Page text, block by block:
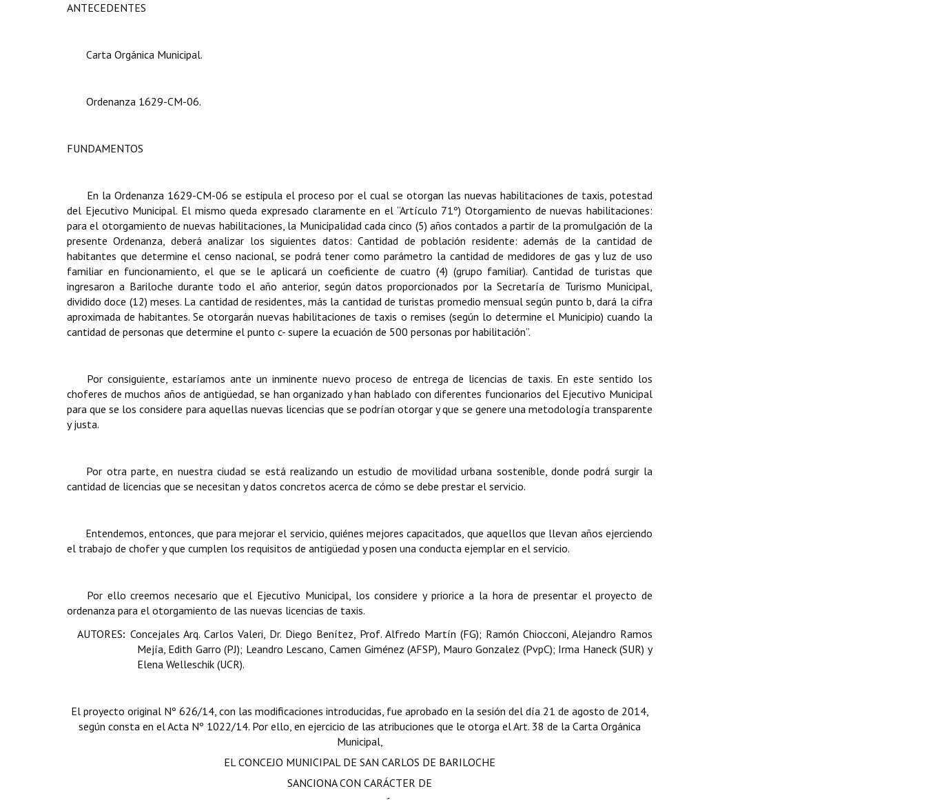
ANTECEDENTES
Carta Orgánica Municipal.
Ordenanza 1629-CM-06.
FUNDAMENTOS
En la Ordenanza 1629-CM-06 se estipula el proceso por el cual se otorgan las nuevas habilitaciones de taxis, potestad
del Ejecutivo Municipal. El mismo queda expresado claramente en el “Artículo 71º) Otorgamiento de nuevas habilitaciones:
para el otorgamiento de nuevas habilitaciones, la Municipalidad cada cinco (5) años contados a partir de la promulgación de la
presente Ordenanza, deberá analizar los siguientes datos: Cantidad de población residente: además de la cantidad de
habitantes que determine el censo nacional, se podrá tener como parámetro la cantidad de medidores de gas y luz de uso
familiar en funcionamiento, el que se le aplicará un coeficiente de cuatro (4) (grupo familiar). Cantidad de turistas que
ingresaron a Bariloche durante todo el año anterior, según datos proporcionados por la Secretaría de Turismo Municipal,
dividido doce (12) meses. La cantidad de residentes, más la cantidad de turistas promedio mensual según punto b, dará la cifra
aproximada de habitantes. Se otorgarán nuevas habilitaciones de taxis o remises (según lo determine el Municipio) cuando la
cantidad de personas que determine el punto c- supere la ecuación de 500 personas por habilitación”.
Por consiguiente, estaríamos ante un inminente nuevo proceso de entrega de licencias de taxis. En este sentido los
choferes de muchos años de antigüedad, se han organizado y han hablado con diferentes funcionarios del Ejecutivo Municipal
para que se los considere para aquellas nuevas licencias que se podrían otorgar y que se genere una metodología transparente
y justa.
Por otra parte, en nuestra ciudad se está realizando un estudio de movilidad urbana sostenible, donde podrá surgir la
cantidad de licencias que se necesitan y datos concretos acerca de cómo se debe prestar el servicio.
Entendemos, entonces, que para mejorar el servicio, quiénes mejores capacitados, que aquellos que llevan años ejerciendo
el trabajo de chofer y que cumplen los requisitos de antigüedad y posen una conducta ejemplar en el servicio.
Por ello creemos necesario que el Ejecutivo Municipal, los considere y priorice a la hora de presentar el proyecto de
ordenanza para el otorgamiento de las nuevas licencias de taxis.
AUTORES: Concejales Arq. Carlos Valeri, Dr. Diego Benítez, Prof. Alfredo Martín (FG); Ramón Chiocconi, Alejandro Ramos
Mejía, Edith Garro (PJ); Leandro Lescano, Camen Giménez (AFSP), Mauro Gonzalez (PvpC); Irma Haneck (SUR) y
Elena Welleschik (UCR).
El proyecto original Nº 626/14, con las modificaciones introducidas, fue aprobado en la sesión del día 21 de agosto de 2014,
según consta en el Acta Nº 1022/14. Por ello, en ejercicio de las atribuciones que le otorga el Art. 38 de la Carta Orgánica
Municipal,
EL CONCEJO MUNICIPAL DE SAN CARLOS DE BARILOCHE
SANCIONA CON CARÁCTER DE